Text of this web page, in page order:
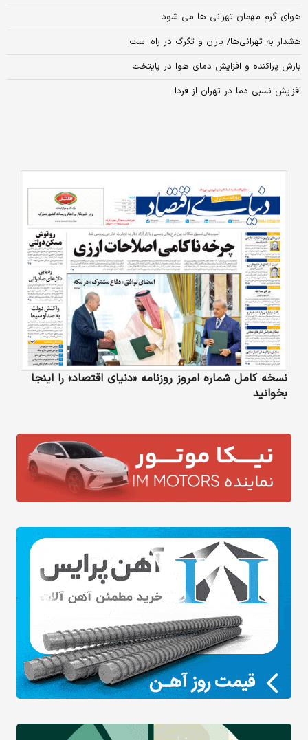
هوای گرم مهمان تهرانی ها می شود
هشدار به تهرانی‌ها/ باران و تگرگ در راه است
بارش پراکنده و افزایش دمای هوا در پایتخت
افزایش نسبی دما در تهران از فردا
نسخه کامل شماره امروز روزنامه «دنیای‌ اقتصاد» را اینجا
بخوانید